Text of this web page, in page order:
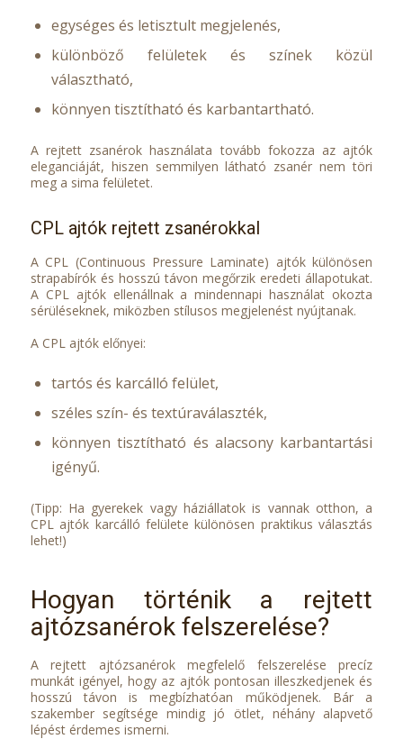
egységes és letisztult megjelenés,
különböző felületek és színek közül
választható,
könnyen tisztítható és karbantartható.
A rejtett zsanérok használata tovább fokozza az ajtók
eleganciáját, hiszen semmilyen látható zsanér nem töri
meg a sima felületet.
CPL ajtók rejtett zsanérokkal
A CPL (Continuous Pressure Laminate) ajtók különösen
strapabírók és hosszú távon megőrzik eredeti állapotukat.
A CPL ajtók ellenállnak a mindennapi használat okozta
sérüléseknek, miközben stílusos megjelenést nyújtanak.
A CPL ajtók előnyei:
tartós és karcálló felület,
széles szín- és textúraválaszték,
könnyen tisztítható és alacsony karbantartási
igényű.
(Tipp: Ha gyerekek vagy háziállatok is vannak otthon, a
CPL ajtók karcálló felülete különösen praktikus választás
lehet!)
Hogyan történik a rejtett
ajtózsanérok felszerelése?
A rejtett ajtózsanérok megfelelő felszerelése precíz
munkát igényel, hogy az ajtók pontosan illeszkedjenek és
hosszú távon is megbízhatóan működjenek. Bár a
szakember segítsége mindig jó ötlet, néhány alapvető
lépést érdemes ismerni.